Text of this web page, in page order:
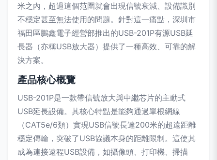
米之內，超過這個范圍就會出現信號衰減、設備識別
不穩定甚至無法使用的問題。針對這一痛點，深圳市
福田區鵬鑫電子經營部推出的USB-201P有源USB延
長器（亦稱USB放大器）提供了一種高效、可靠的解
決方案。
產品核心概覽
USB-201P是一款帶信號放大與中繼芯片的主動式
USB延長設備。其核心特點是能夠通過單根網線
（CAT5e/6類）實現USB信號長達200米的超遠距離
穩定傳輸，突破了USB協議本身的距離限制。這使其
成為連接遠程USB設備，如攝像頭、打印機、掃描